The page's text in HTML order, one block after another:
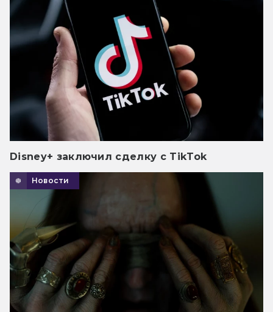
Disney+ заключил сделку с TikTok
Новости